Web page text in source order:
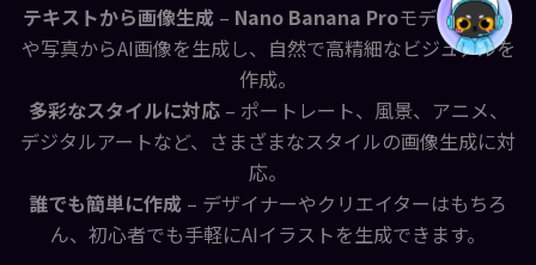
テキストから画像生成 – Nano Banana Proモデルが文章
や写真からAI画像を生成し、自然で高精細なビジュアルを
作成。
多彩なスタイルに対応– ポートレート、風景、アニメ、
デジタルアートなど、さまざまなスタイルの画像生成に対
応。
誰でも簡単に作成 – デザイナーやクリエイターはもちろ
ん、初心者でも手軽にAIイラストを生成できます。